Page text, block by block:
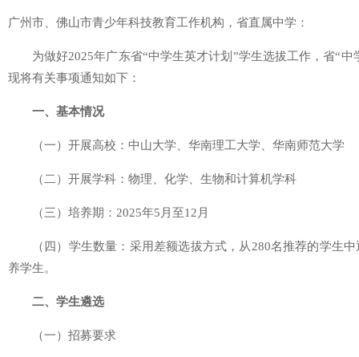
广州市、佛山市青少年科技教育工作机构，省直属中学：
为做好2025年广东省“中学生英才计划”学生选拔工作，省“
现将有关事项通知如下：
一、基本情况
（一）开展高校：中山大学、华南理工大学、华南师范大学
（二）开展学科：物理、化学、生物和计算机学科
（三）培养期：2025年5月至12月
（四）学生数量：采用差额选拔方式，从280名推荐的学生
养学生。
二、学生遴选
（一）招募要求